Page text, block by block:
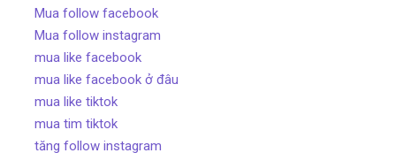
Mua follow facebook
Mua follow instagram
mua like facebook
mua like facebook ở đâu
mua like tiktok
mua tim tiktok
tăng follow instagram